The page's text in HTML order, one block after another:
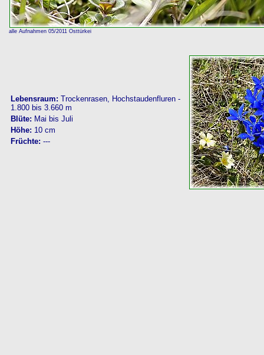
alle Aufnahmen 05/2011 Osttürkei
Lebensraum: Trockenrasen, Hochstaudenfluren -
1.800 bis 3.660 m
Blüte: Mai bis Juli
Höhe: 10 cm
Früchte: ---